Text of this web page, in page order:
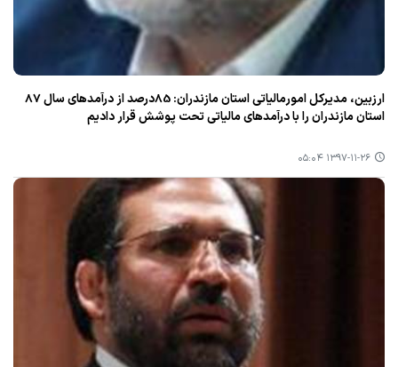
ارزبین، مدیركل امورمالیاتی استان مازندران: 85درصد از درآمدهای سال 87
استان مازندران را با درآمدهای مالیاتی تحت پوشش قرار دادیم
۱۳۹۷-۱۱-۲۶ ۰۵:۰۴